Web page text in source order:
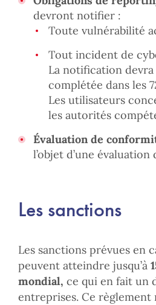
devront notifier :
Toute vulnérabilité
Tout incident de
La notification
complétée dans les
Les utilisateurs
les autorités
Évaluation de
l’objet d’une
Les sanctions
Les sanctions prévues en
peuvent atteindre jusqu’à
mondial, ce qui en fait un
entreprises. Ce règlement